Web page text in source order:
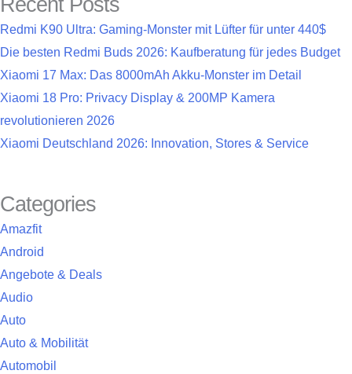
Redmi K90 Ultra: Gaming-Monster mit Lüfter für unter 440$
Die besten Redmi Buds 2026: Kaufberatung für jedes Budget
Xiaomi 17 Max: Das 8000mAh Akku-Monster im Detail
Xiaomi 18 Pro: Privacy Display & 200MP Kamera
revolutionieren 2026
Xiaomi Deutschland 2026: Innovation, Stores & Service
Categories
Amazfit
Android
Angebote & Deals
Audio
Auto
Auto & Mobilität
Automobil